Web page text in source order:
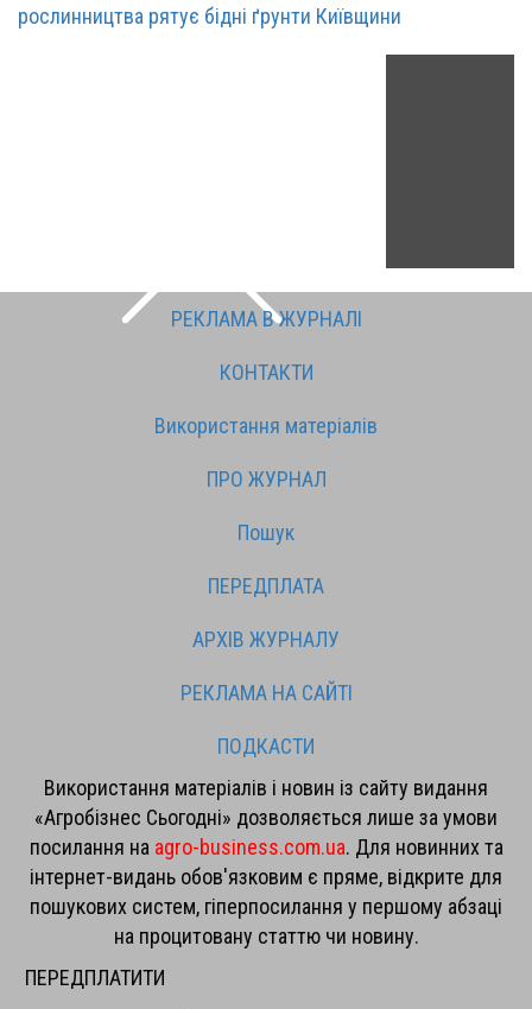
рослинництва рятує бідні ґрунти Київщини
РЕКЛАМА В ЖУРНАЛІ
КОНТАКТИ
Використання матеріалів
ПРО ЖУРНАЛ
Пошук
ПЕРЕДПЛАТА
АРХІВ ЖУРНАЛУ
РЕКЛАМА НА САЙТІ
ПОДКАСТИ
Використання матеріалів і новин із сайту видання
«Агробізнес Сьогодні» дозволяється лише за умови
посилання на agro-business.com.ua. Для новинних та
інтернет-видань обов'язковим є пряме, відкрите для
пошукових систем, гіперпосилання у першому абзаці
на процитовану статтю чи новину.
ПЕРЕДПЛАТИТИ